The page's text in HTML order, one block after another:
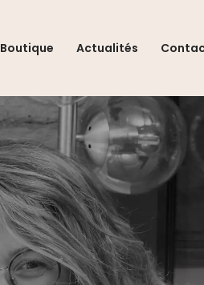
Boutique Actualités